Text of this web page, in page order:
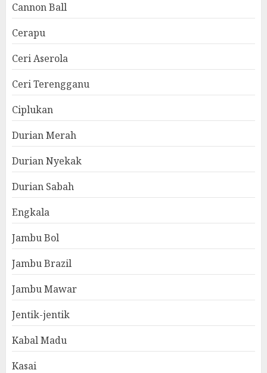
Cannon Ball
Cerapu
Ceri Aserola
Ceri Terengganu
Ciplukan
Durian Merah
Durian Nyekak
Durian Sabah
Engkala
Jambu Bol
Jambu Brazil
Jambu Mawar
Jentik-jentik
Kabal Madu
Kasai